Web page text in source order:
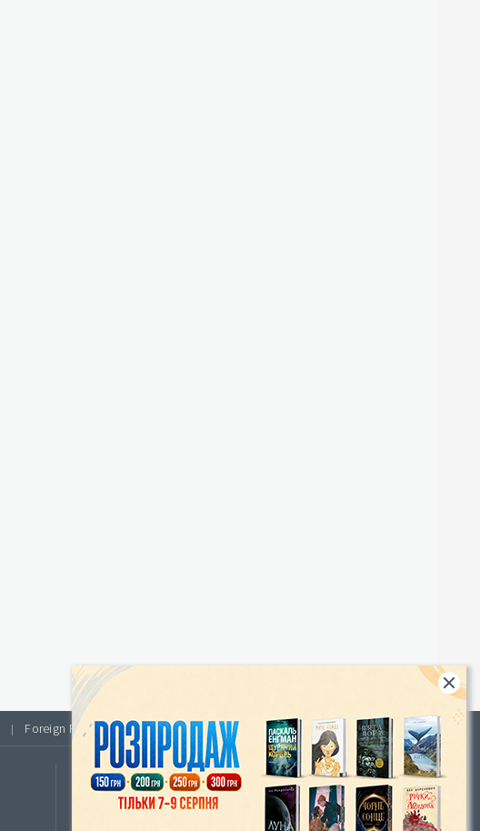
| Foreign Rights |
Інтернет-магазин «Видавництво Богдан»:
46018, м. Тернопіль, А/С 529